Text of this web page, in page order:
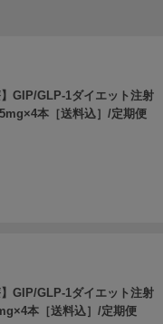
】GIP/GLP-1ダイエット注射
本［送料込］/定期便
】GIP/GLP-1ダイエット注射
本［送料込］/定期便